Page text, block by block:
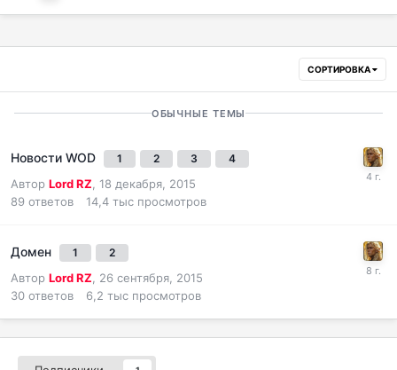
СОРТИРОВКА
ОБЫЧНЫЕ ТЕМЫ
Новости WOD 1 2 3 4
Автор Lord RZ 18 декабря, 2015
89 ответов 14,4 тыс просмотров
Домен 1 2
Автор Lord RZ
26 сентября, 2015
30 ответов 6,2 тыс просмотров